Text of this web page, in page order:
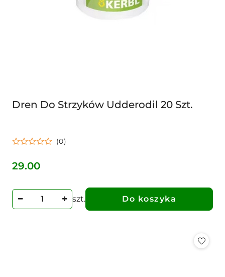
Dren Do Strzyków Udderodil 20 Szt.
(0)
Cena:
29.00
szt. Do koszyka